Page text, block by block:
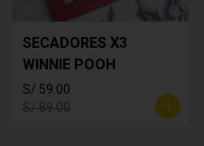
SECADORES X3
WINNIE POOH
S/ 59.00
S/ 89.00